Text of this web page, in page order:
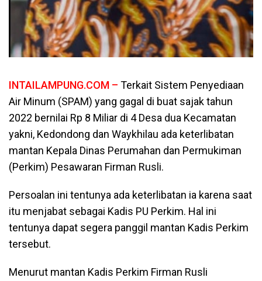
INTAILAMPUNG.COM – Terkait Sistem Penyediaan
Air Minum (SPAM) yang gagal di buat sajak tahun
2022 bernilai Rp 8 Miliar di 4 Desa dua Kecamatan
yakni, Kedondong dan Waykhilau ada keterlibatan
mantan Kepala Dinas Perumahan dan Permukiman
(Perkim) Pesawaran Firman Rusli.
Persoalan ini tentunya ada keterlibatan ia karena saat
itu menjabat sebagai Kadis PU Perkim. Hal ini
tentunya dapat segera panggil mantan Kadis Perkim
tersebut.
Menurut mantan Kadis Perkim Firman Rusli